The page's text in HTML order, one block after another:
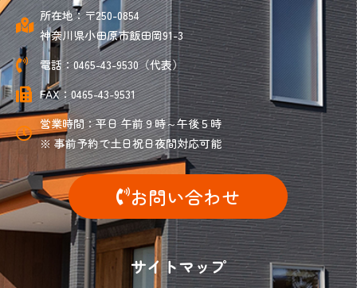
所在地：〒250-0854
神奈川県小田原市飯田岡91-3
電話：0465-43-9530（代表）
FAX：0465-43-9531
営業時間：平日 午前９時～午後５時
※ 事前予約で土日祝日夜間対応可能
お問い合わせ
サイトマップ